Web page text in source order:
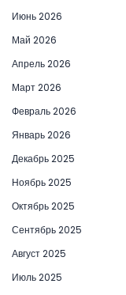
Июнь 2026
Май 2026
Апрель 2026
Март 2026
Февраль 2026
Январь 2026
Декабрь 2025
Ноябрь 2025
Октябрь 2025
Сентябрь 2025
Август 2025
Июль 2025